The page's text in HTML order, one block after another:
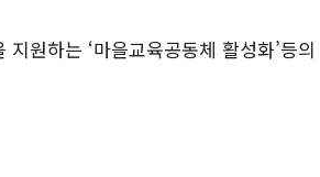
원하는 ‘마을교육공동체 활성화’등